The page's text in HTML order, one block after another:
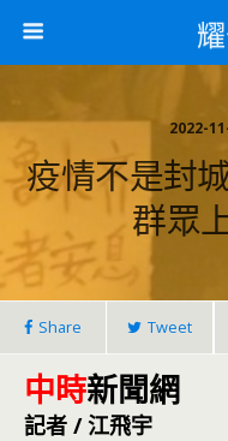
2022-
疫情不是封
群眾
Share Tweet
中時新聞網
記者 / 江飛宇